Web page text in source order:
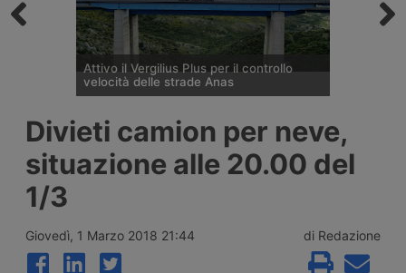
Attivo il Vergilius Plus per il controllo
velocità delle strade Anas
Plus sviluppato da Anas e Polizia Stradale,
evoluzione del dispositivo attivo dal 2012,
controlla la velocità media e istantanea dei
veicoli su 36 tratte stradali e autostradali
Divieti camion per neve,
situazione alle 20.00 del
1/3
Giovedì, 1 Marzo 2018 21:44 di Redazione